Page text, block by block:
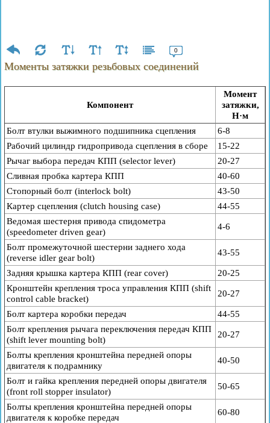
0
Моменты затяжки резьбовых соединений
Компонент
Момент
затяжки,
Н·м
Болт втулки выжимного подшипника сцепления
6-8
Рабочий цилиндр гидропривода сцепления в сборе
15-22
Рычаг выбора передач КПП (selector lever)
20-27
Сливная пробка картера КПП
40-60
Стопорный болт (interlock bolt)
43-50
Картер сцепления (clutch housing case)
44-55
Ведомая шестерня привода спидометра
(speedometer driven gear)
4-6
Болт промежуточной шестерни заднего хода
(reverse idler gear bolt)
43-55
Задняя крышка картера КПП (rear cover)
20-25
Кронштейн крепления троса управления КПП (shift
control cable bracket)
20-27
Болт картера коробки передач
44-55
Болт крепления рычага переключения передач КПП
(shift lever mounting bolt)
20-27
Болты крепления кронштейна передней опоры
двигателя к подрамнику
40-50
Болт и гайка крепления передней опоры двигателя
(front roll stopper insulator)
50-65
Болты крепления кронштейна передней опоры
двигателя к коробке передач
60-80